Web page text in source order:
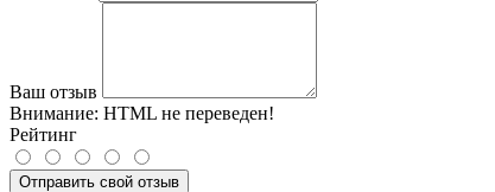
Ваш отзыв
Внимание: HTML не переведен!
Рейтинг
Отправить свой отзыв